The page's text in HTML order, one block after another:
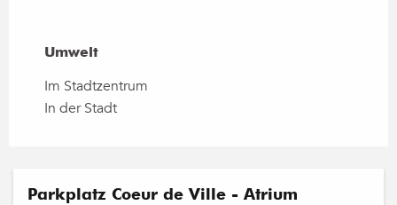
Umwelt
Umwelt
Im Stadtzentrum
In der Stadt
Parkplatz Coeur de Ville - Atrium